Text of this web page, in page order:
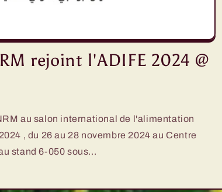
rejoint l'ADIFE 2024 @
au salon international de l'alimentation
, du 26 au 28 novembre 2024 au Centre
stand 6-050 sous...